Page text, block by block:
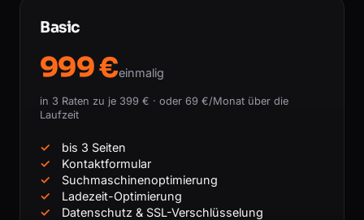
Basic
999 €einmalig
in 3 Raten zu je 399 € · oder 69 €/Monat über die
Laufzeit
bis 3 Seiten
Kontaktformular
Suchmaschinenoptimierung
Ladezeit-Optimierung
Datenschutz & SSL-Verschlüsselung